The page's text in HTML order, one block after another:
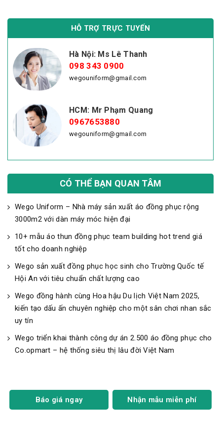
HỖ TRỢ TRỰC TUYẾN
Hà Nội: Ms Lê Thanh
098 343 0900
wegouniform@gmail.com
HCM: Mr Phạm Quang
0967653880
wegouniform@gmail.com
CÓ THỂ BẠN QUAN TÂM
Wego Uniform – Nhà máy sản xuất áo đồng phục rộng
3000m2 với dàn máy móc hiện đại
10+ mẫu áo thun đồng phục team building hot trend giá
tốt cho doanh nghiệp
Wego sản xuất đồng phục học sinh cho Trường Quốc tế
Hội An với tiêu chuẩn chất lượng cao
Wego đồng hành cùng Hoa hậu Du lịch Việt Nam 2025,
kiến tạo dấu ấn chuyên nghiệp cho một sân chơi nhan sắc
uy tín
Wego triển khai thành công dự án 2.500 áo đồng phục cho
Co.opmart – hệ thống siêu thị lâu đời Việt Nam
Báo giá ngay Nhận mẫu miễn phí